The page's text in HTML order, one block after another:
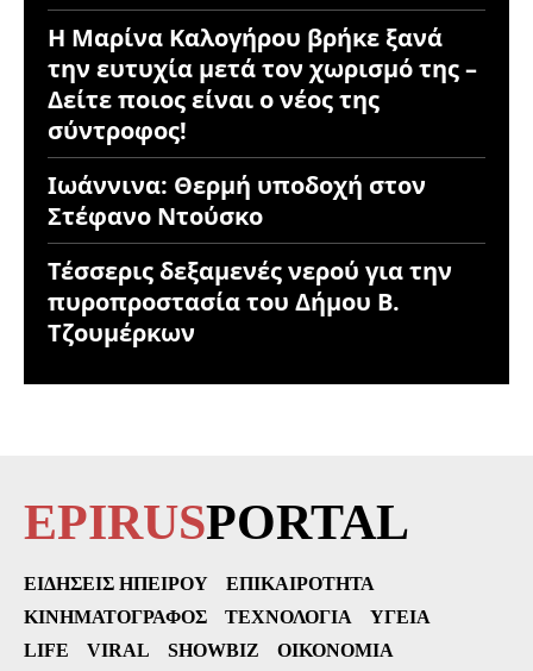
Η Μαρίνα Καλογήρου βρήκε ξανά
την ευτυχία μετά τον χωρισμό της –
Δείτε ποιος είναι ο νέος της
σύντροφος!
Ιωάννινα: Θερμή υποδοχή στον
Στέφανο Ντούσκο
Τέσσερις δεξαμενές νερού για την
πυροπροστασία του Δήμου Β.
Τζουμέρκων
EPIRUSPORTAL
ΕΙΔΉΣΕΙΣ ΗΠΕΊΡΟΥ
ΕΠΙΚΑΙΡΌΤΗΤΑ
ΚΙΝΗΜΑΤΟΓΡΆΦΟΣ
ΤΕΧΝΟΛΟΓΊΑ
ΥΓΕΊΑ
LIFE
VIRAL SHOWBIZ
ΟΙΚΟΝΟΜΊΑ